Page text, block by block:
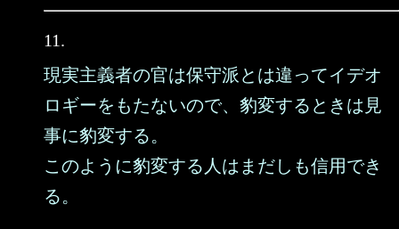
11.
現実主義者の官は保守派とは違ってイデオ
ロギーをもたないので、豹変するときは見
事に豹変する。
このように豹変する人はまだしも信用でき
る。